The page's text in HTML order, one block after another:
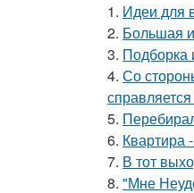
1. Идеи для
2. Большая
3. Подборка
4. Со
5.
6. Квартира
7. В тот
8. "Мне